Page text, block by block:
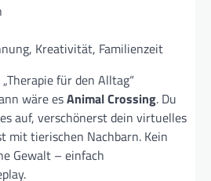
Kreativität, Familienzeit
für den Alltag“
wäre esAnimal Crossing. Du
auf, verschönerst dein virtuelles
mit tierischen Nachbarn. Kein
Gewalt – einfach